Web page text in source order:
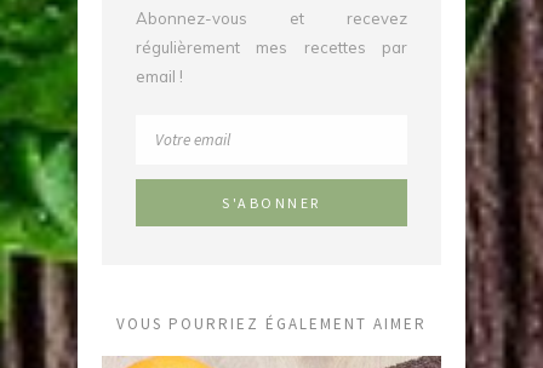
Abonnez-vous et recevez
régulièrement mes recettes par
email !
VOUS POURRIEZ ÉGALEMENT AIMER